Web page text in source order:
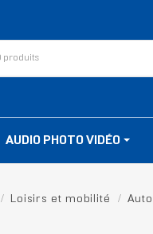
AUDIO PHOTO VIDÉO
Loisirs et mobilité Auto